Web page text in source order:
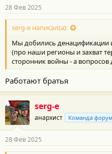
н
о
с
и
:
28 Фев 2025
serg-e написал(а):
Мы добились денацификации
(про наши регионы и захват
сторонник войны - а вопросов
Работают братья
serg-e
анархист Команда
28 Фев 2025